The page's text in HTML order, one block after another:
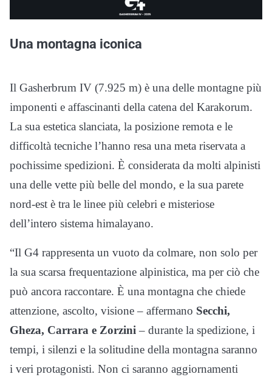
Una montagna iconica
Il Gasherbrum IV (7.925 m) è una delle montagne più
imponenti e affascinanti della catena del Karakorum.
La sua estetica slanciata, la posizione remota e le
difficoltà tecniche l’hanno resa una meta riservata a
pochissime spedizioni. È considerata da molti alpinisti
una delle vette più belle del mondo, e la sua parete
nord-est è tra le linee più celebri e misteriose
dell’intero sistema himalayano.
“Il G4 rappresenta un vuoto da colmare, non solo per
la sua scarsa frequentazione alpinistica, ma per ciò che
può ancora raccontare. È una montagna che chiede
attenzione, ascolto, visione – affermano Secchi,
Gheza, Carrara e Zorzini– durante la spedizione, i
tempi, i silenzi e la solitudine della montagna saranno
i veri protagonisti. Non ci saranno aggiornamenti